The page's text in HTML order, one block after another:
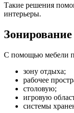
Такие решения
интерьеры.
С помощью мебели
зону отдыха;
рабочее
столовую;
игровую
системы